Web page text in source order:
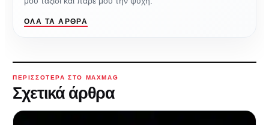
ΌΛΑ ΤΑ ΆΡΘΡΑ
ΠΕΡΙΣΣΌΤΕΡΑ ΣΤΟ MAXMAG
Σχετικά άρθρα